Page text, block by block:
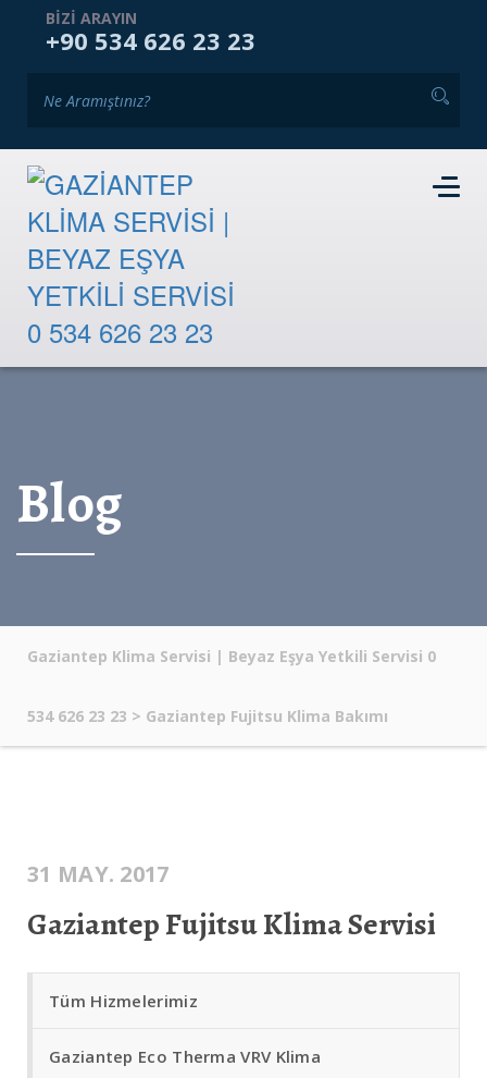
ANASAYFA
RANDEVU TALEBI
BIZI ARAYIN
+90 534 626 23 23
Blog
Gaziantep Klima Servisi | Beyaz Eşya Yetkili Servisi 0
534 626 23 23 > Gaziantep Fujitsu Klima Bakımı
31 MAY. 2017
Gaziantep Fujitsu Klima Servisi
Tüm Hizmelerimiz
Gaziantep Eco Therma VRV Klima